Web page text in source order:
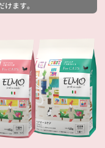
ます。